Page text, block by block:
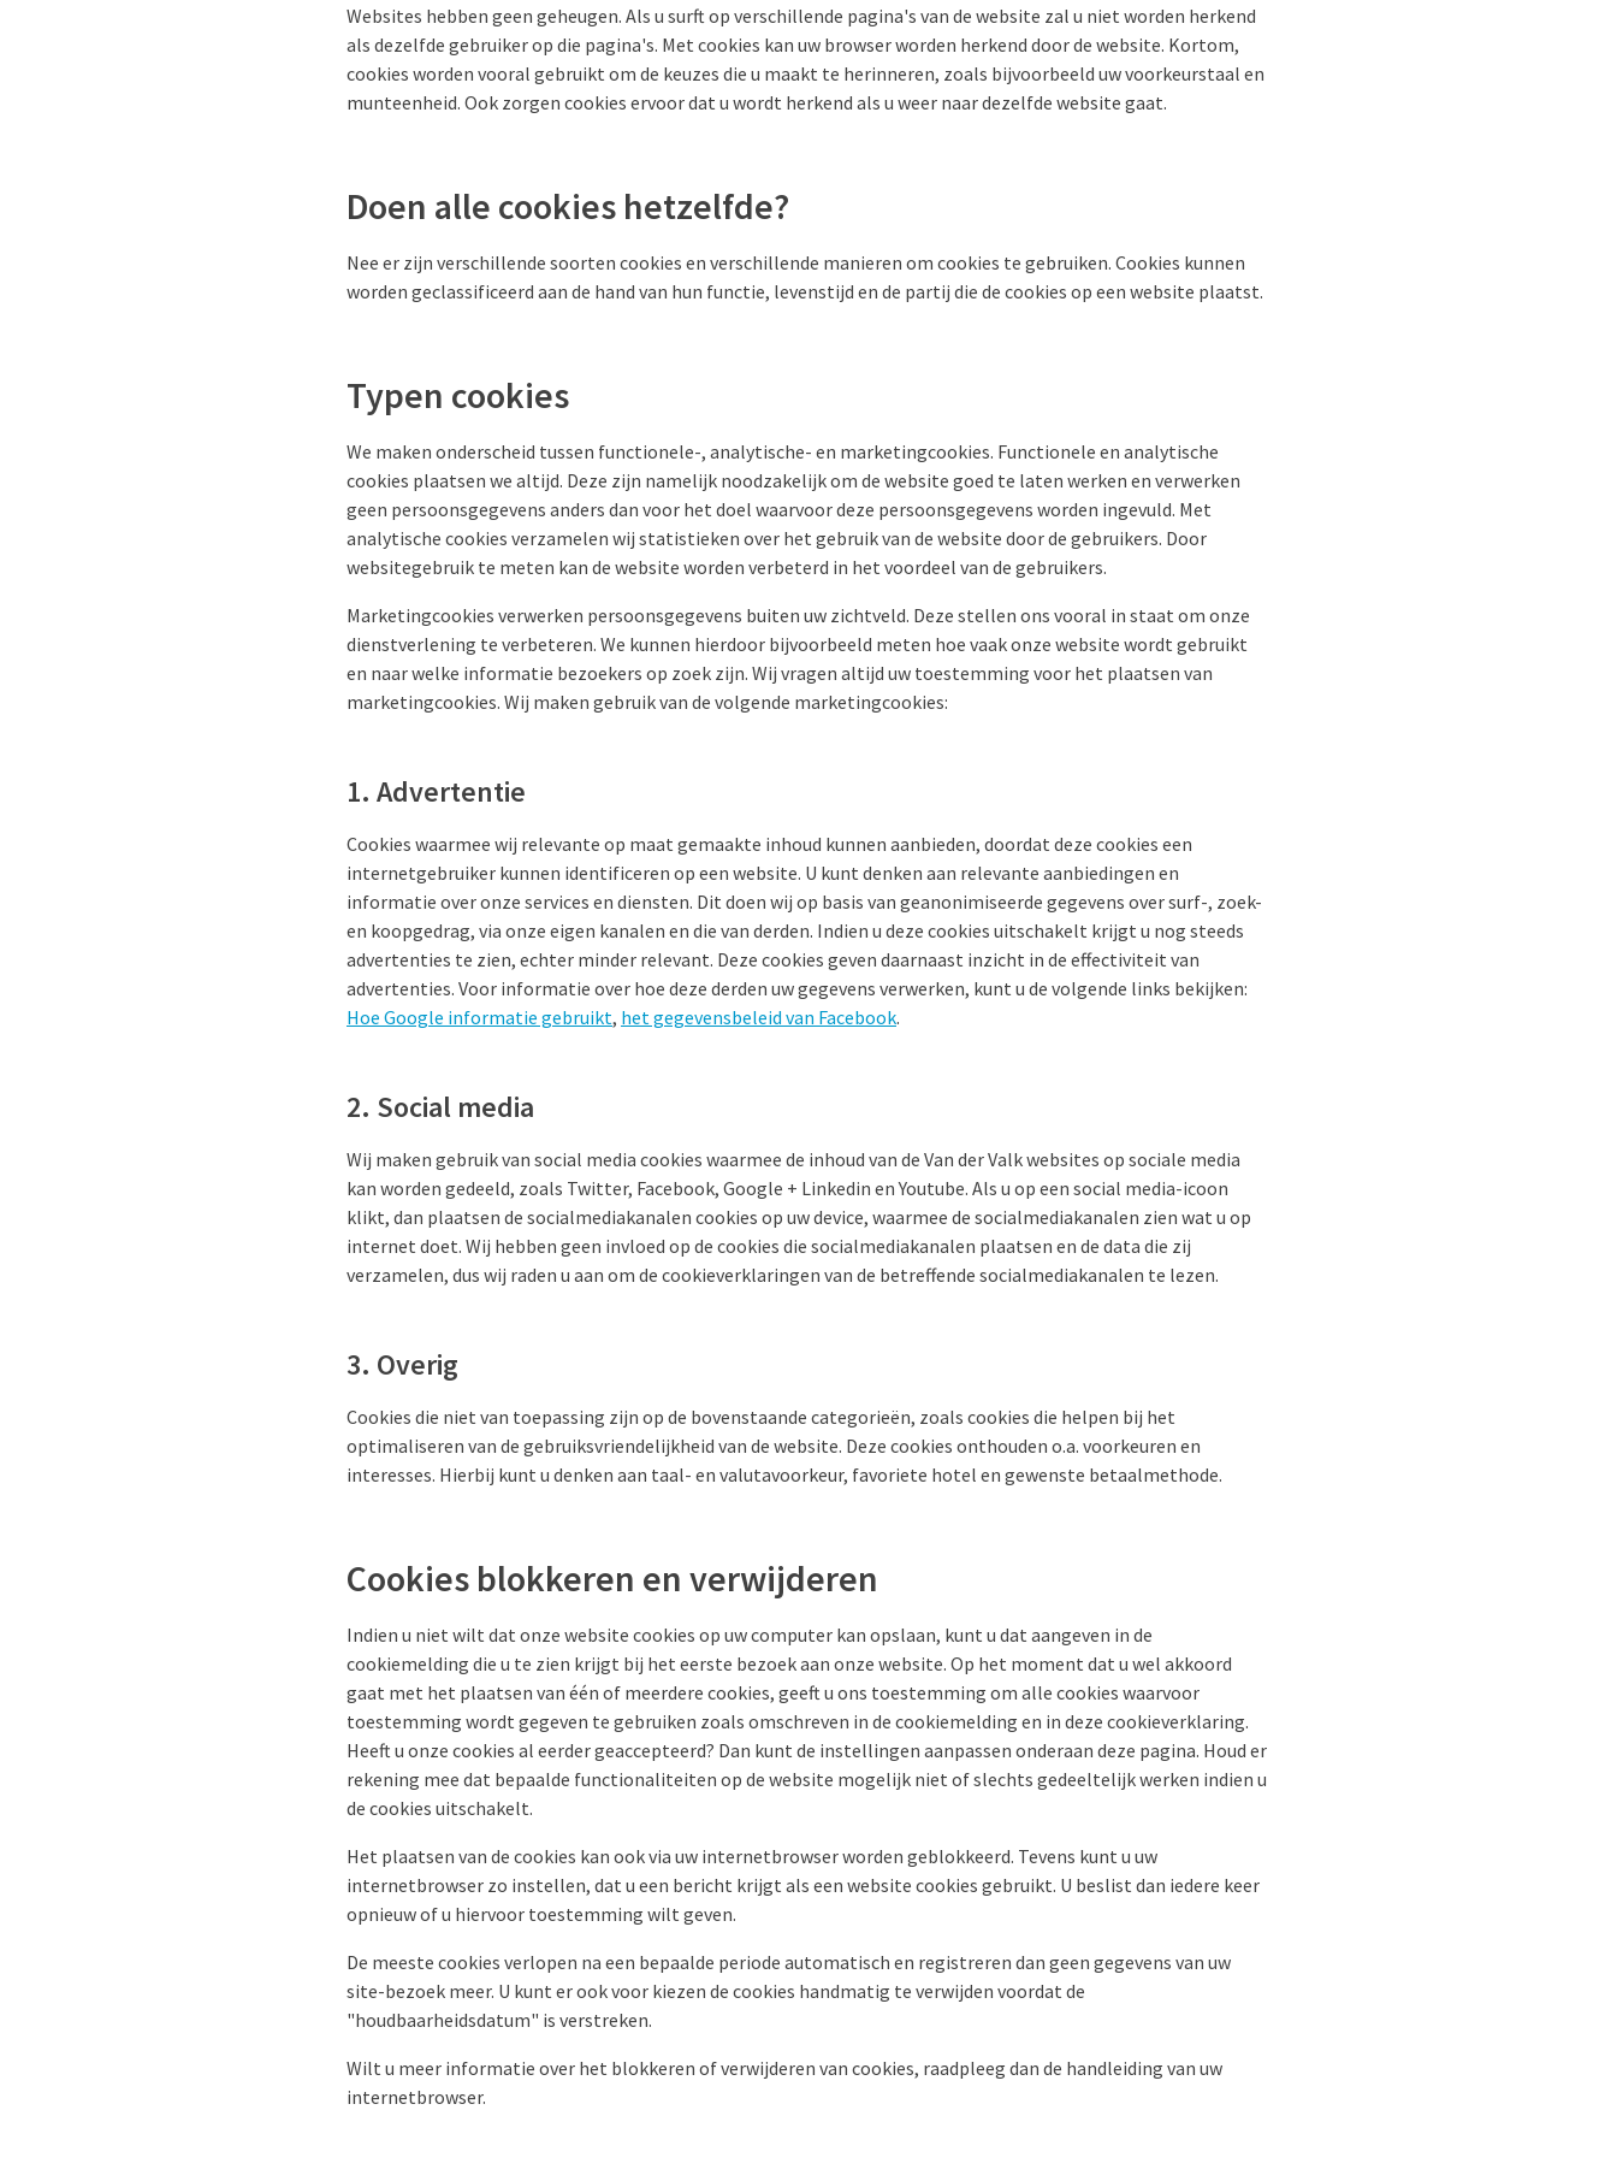
Websites hebben geen geheugen. Als u surft op verschillende pagina's van de website zal u niet worden herkend
als dezelfde gebruiker op die pagina's. Met cookies kan uw browser worden herkend door de website. Kortom,
cookies worden vooral gebruikt om de keuzes die u maakt te herinneren, zoals bijvoorbeeld uw voorkeurstaal en
munteenheid. Ook zorgen cookies ervoor dat u wordt herkend als u weer naar dezelfde website gaat.
Doen alle cookies hetzelfde?
Nee er zijn verschillende soorten cookies en verschillende manieren om cookies te gebruiken. Cookies kunnen
worden geclassificeerd aan de hand van hun functie, levenstijd en de partij die de cookies op een website plaatst.
Typen cookies
We maken onderscheid tussen functionele-, analytische- en marketingcookies. Functionele en analytische
cookies plaatsen we altijd. Deze zijn namelijk noodzakelijk om de website goed te laten werken en verwerken
geen persoonsgegevens anders dan voor het doel waarvoor deze persoonsgegevens worden ingevuld. Met
analytische cookies verzamelen wij statistieken over het gebruik van de website door de gebruikers. Door
websitegebruik te meten kan de website worden verbeterd in het voordeel van de gebruikers.
Marketingcookies verwerken persoonsgegevens buiten uw zichtveld. Deze stellen ons vooral in staat om onze
dienstverlening te verbeteren. We kunnen hierdoor bijvoorbeeld meten hoe vaak onze website wordt gebruikt
en naar welke informatie bezoekers op zoek zijn. Wij vragen altijd uw toestemming voor het plaatsen van
marketingcookies. Wij maken gebruik van de volgende marketingcookies:
1. Advertentie
Cookies waarmee wij relevante op maat gemaakte inhoud kunnen aanbieden, doordat deze cookies een
internetgebruiker kunnen identificeren op een website. U kunt denken aan relevante aanbiedingen en
informatie over onze services en diensten. Dit doen wij op basis van geanonimiseerde gegevens over surf-, zoek-
en koopgedrag, via onze eigen kanalen en die van derden. Indien u deze cookies uitschakelt krijgt u nog steeds
advertenties te zien, echter minder relevant. Deze cookies geven daarnaast inzicht in de effectiviteit van
advertenties. Voor informatie over hoe deze derden uw gegevens verwerken, kunt u de volgende links bekijken:
Hoe Google informatie gebruikt, het gegevensbeleid van Facebook.
2. Social media
Wij maken gebruik van social media cookies waarmee de inhoud van de Van der Valk websites op sociale media
kan worden gedeeld, zoals Twitter, Facebook, Google + Linkedin en Youtube. Als u op een social media-icoon
klikt, dan plaatsen de socialmediakanalen cookies op uw device, waarmee de socialmediakanalen zien wat u op
internet doet. Wij hebben geen invloed op de cookies die socialmediakanalen plaatsen en de data die zij
verzamelen, dus wij raden u aan om de cookieverklaringen van de betreffende socialmediakanalen te lezen.
3. Overig
Cookies die niet van toepassing zijn op de bovenstaande categorieën, zoals cookies die helpen bij het
optimaliseren van de gebruiksvriendelijkheid van de website. Deze cookies onthouden o.a. voorkeuren en
interesses. Hierbij kunt u denken aan taal- en valutavoorkeur, favoriete hotel en gewenste betaalmethode.
Cookies blokkeren en verwijderen
Indien u niet wilt dat onze website cookies op uw computer kan opslaan, kunt u dat aangeven in de
cookiemelding die u te zien krijgt bij het eerste bezoek aan onze website. Op het moment dat u wel akkoord
gaat met het plaatsen van één of meerdere cookies, geeft u ons toestemming om alle cookies waarvoor
toestemming wordt gegeven te gebruiken zoals omschreven in de cookiemelding en in deze cookieverklaring.
Heeft u onze cookies al eerder geaccepteerd? Dan kunt de instellingen aanpassen onderaan deze pagina. Houd er
rekening mee dat bepaalde functionaliteiten op de website mogelijk niet of slechts gedeeltelijk werken indien u
de cookies uitschakelt.
Het plaatsen van de cookies kan ook via uw internetbrowser worden geblokkeerd. Tevens kunt u uw
internetbrowser zo instellen, dat u een bericht krijgt als een website cookies gebruikt. U beslist dan iedere keer
opnieuw of u hiervoor toestemming wilt geven.
De meeste cookies verlopen na een bepaalde periode automatisch en registreren dan geen gegevens van uw
site-bezoek meer. U kunt er ook voor kiezen de cookies handmatig te verwijden voordat de
"houdbaarheidsdatum" is verstreken.
Wilt u meer informatie over het blokkeren of verwijderen van cookies, raadpleeg dan de handleiding van uw
internetbrowser.